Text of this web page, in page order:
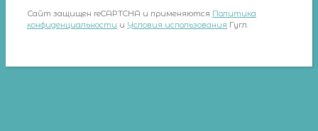
Сайт защищен reCAPTCHA и применяются Политика
конфиденциальности и Условия использования Гугл.